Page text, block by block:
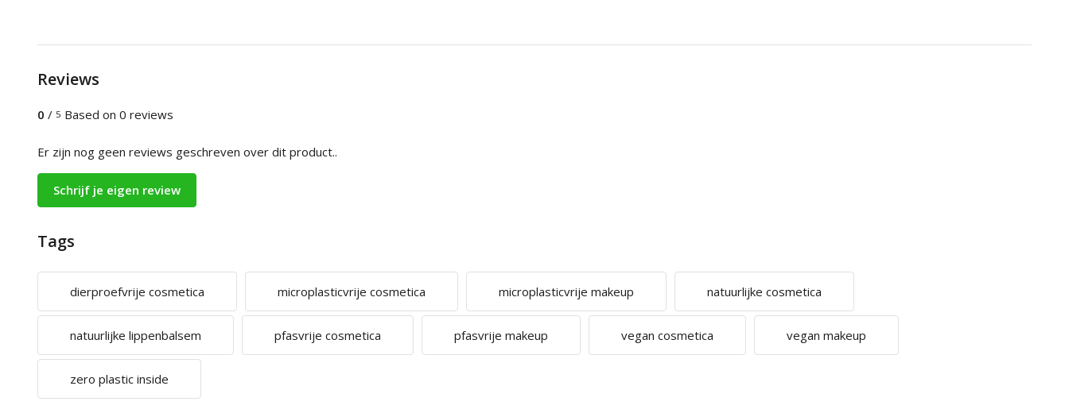
Reviews
0 / 5 Based on 0 reviews
Er zijn nog geen reviews geschreven over dit product..
Schrijf je eigen review
Tags
dierproefvrije cosmetica microplasticvrije cosmetica microplasticvrije makeup natuurlijke cosmetica
natuurlijke lippenbalsem pfasvrije cosmetica pfasvrije makeup vegan cosmetica vegan makeup
zero plastic inside